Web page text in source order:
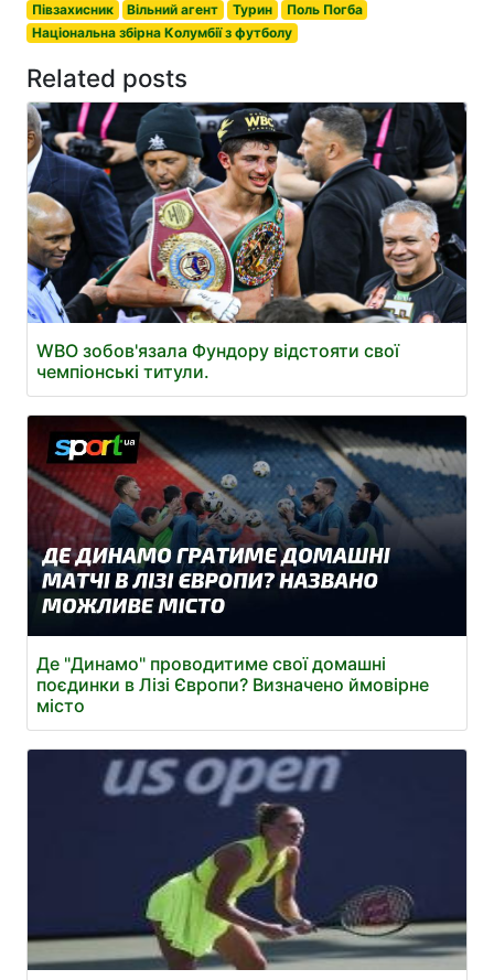
Півзахисник Вільний агент Турин
Поль Погба
Національна збірна Колумбії з футболу
Related posts
WBO зобов'язала Фундору відстояти свої
чемпіонські титули.
Де "Динамо" проводитиме свої домашні
поєдинки в Лізі Європи? Визначено ймовірне
місто